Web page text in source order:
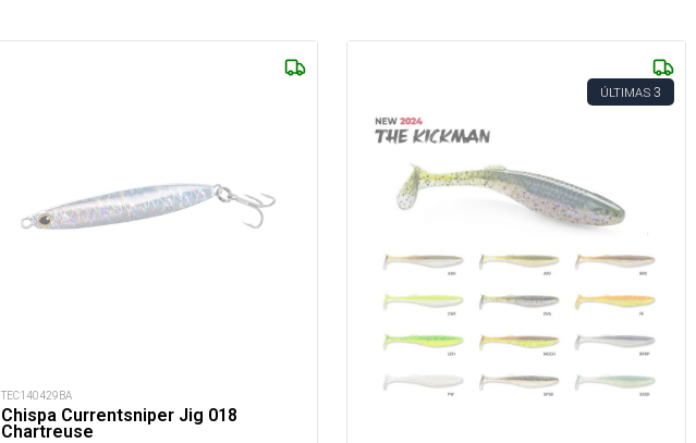
TEC140429BA
Chispa Currentsniper Jig 018
Chartreuse
ÚLTIMAS 3